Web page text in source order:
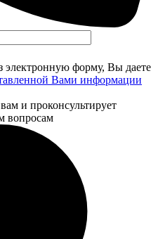
электронную форму, Вы даете
Вами информации
и проконсультирует
вопросам